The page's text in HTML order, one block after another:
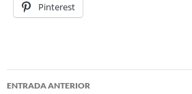
Pinterest
ENTRADA ANTERIOR